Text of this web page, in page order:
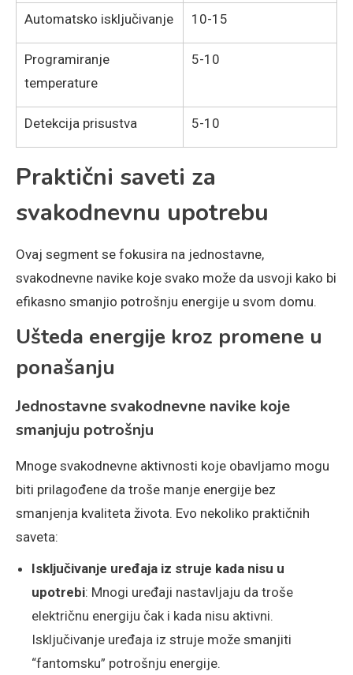
Automatsko isključivanje 10-15
Programiranje
temperature
5-10
Detekcija prisustva 5-10
Praktični saveti za
svakodnevnu upotrebu
Ovaj segment se fokusira na jednostavne,
svakodnevne navike koje svako može da usvoji kako bi
efikasno smanjio potrošnju energije u svom domu.
Ušteda energije kroz promene u
ponašanju
Jednostavne svakodnevne navike koje
smanjuju potrošnju
Mnoge svakodnevne aktivnosti koje obavljamo mogu
biti prilagođene da troše manje energije bez
smanjenja kvaliteta života. Evo nekoliko praktičnih
saveta:
Isključivanje uređaja iz struje kada nisu u
upotrebi: Mnogi uređaji nastavljaju da troše
električnu energiju čak i kada nisu aktivni.
Isključivanje uređaja iz struje može smanjiti
“fantomsku” potrošnju energije.